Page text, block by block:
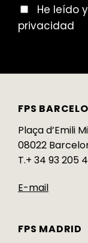
He leído
privacidad
FPS
Plaça d’Emili
08022
T.+ 34 93 205
E-mail
FPS MADRID